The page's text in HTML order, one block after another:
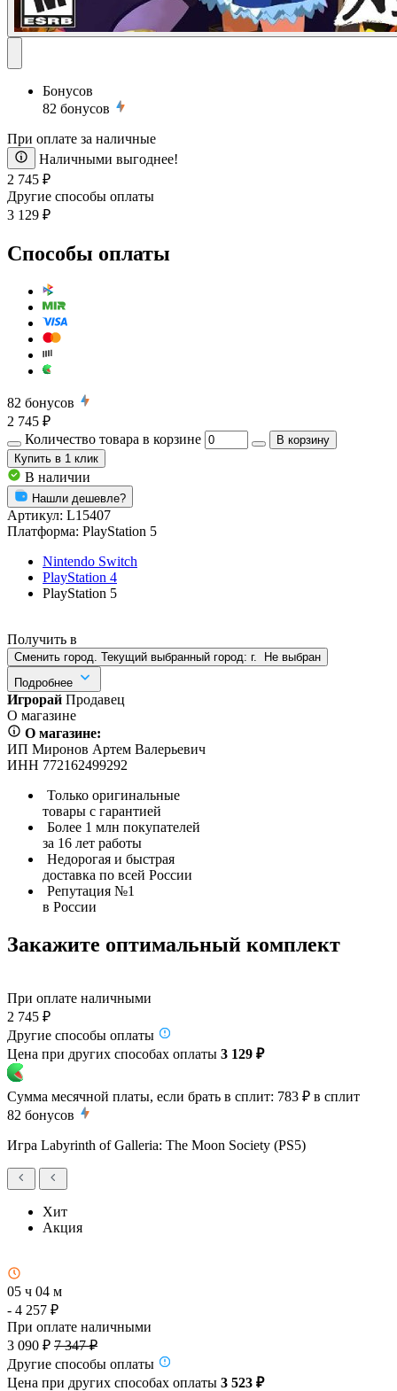
Бонусов
82 бонусов
При оплате за наличные
Наличными выгоднее!
2 745 ₽
Другие способы оплаты
3 129 ₽
Способы оплаты
82 бонусов
2 745 ₽
Количество товара в корзине
В корзину
Купить в 1 клик
В наличии
Нашли дешевле?
Артикул: L15407
Платформа: PlayStation 5
Nintendo Switch
PlayStation 4
PlayStation 5
Получить в
Сменить город. Текущий выбранный город: г.
Не выбран
Подробнее
Игрорай Продавец
О магазине
О магазине:
ИП Миронов Артем Валерьевич
ИНН 772162499292
Только оригинальные
товары с гарантией
Более 1 млн покупателей
за 16 лет работы
Недорогая и быстрая
доставка по всей России
Репутация №1
в России
Закажите оптимальный комплект
При оплате наличными
2 745 ₽
Другие способы оплаты
Цена при других способах оплаты 3 129 ₽
Сумма месячной платы, если брать в сплит: 783 ₽ в сплит
82 бонусов
Игра Labyrinth of Galleria: The Moon Society (PS5)
Хит
Акция
05 ч 04 м
- 4 257 ₽
При оплате наличными
3 090 ₽ 7 347 ₽
Другие способы оплаты
Цена при других способах оплаты 3 523 ₽